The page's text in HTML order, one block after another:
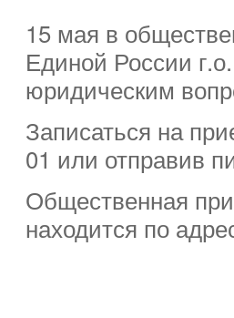
15 мая в
Единой России
юридическим
Записаться на
01 или отправив
Общественная
находится по